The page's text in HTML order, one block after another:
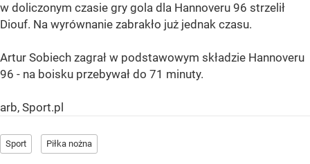
w doliczonym czasie gry gola dla Hannoveru 96 strzelił
Diouf. Na wyrównanie zabrakło już jednak czasu.
Artur Sobiech zagrał w podstawowym składzie Hannoveru
96 - na boisku przebywał do 71 minuty.
arb, Sport.pl
Sport Piłka nożna